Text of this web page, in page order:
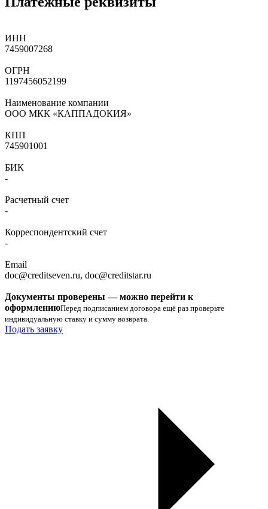
ИНН
7459007268
ОГРН
1197456052199
Наименование компании
ООО МКК «КАППАДОКИЯ»
КПП
745901001
БИК
-
Расчетный счет
-
Корреспондентский счет
-
Email
doc@creditseven.ru, doc@creditstar.ru
Документы проверены — можно перейти к
оформлениюПеред подписанием договора ещё раз проверьте
индивидуальную ставку и сумму возврата.
Подать заявку